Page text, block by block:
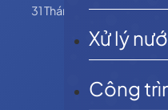
Xử lý
Công
31 Tháng 5, 2025